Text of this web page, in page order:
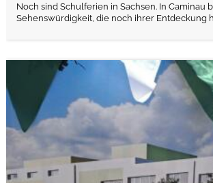
Noch sind Schulferien in Sachsen. In Caminau
Sehenswürdigkeit, die noch ihrer Entdeckung
weiterlesen